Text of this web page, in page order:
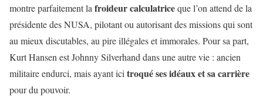
montre parfaitement la froideur calculatriceque l’on attend de la
présidente des NUSA, pilotant ou autorisant des missions qui sont
au mieux discutables, au pire illégales et immorales. Pour sa part,
Kurt Hansen est Johnny Silverhand dans une autre vie : ancien
militaire endurci, mais ayant ici troqué ses idéaux et sa carrière
pour du pouvoir.